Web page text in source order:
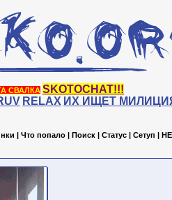
СВАЛКА SKOTOCHAT!!!
RELAX ИХ ИЩЕТ
| Что попало | Поиск | Статус | Сетуп |